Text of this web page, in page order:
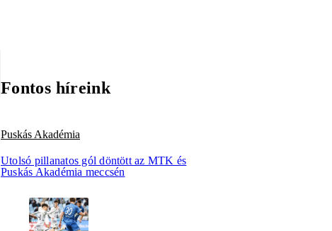
Fontos híreink
Puskás Akadémia
Utolsó pillanatos gól döntött az MTK és
Puskás Akadémia meccsén